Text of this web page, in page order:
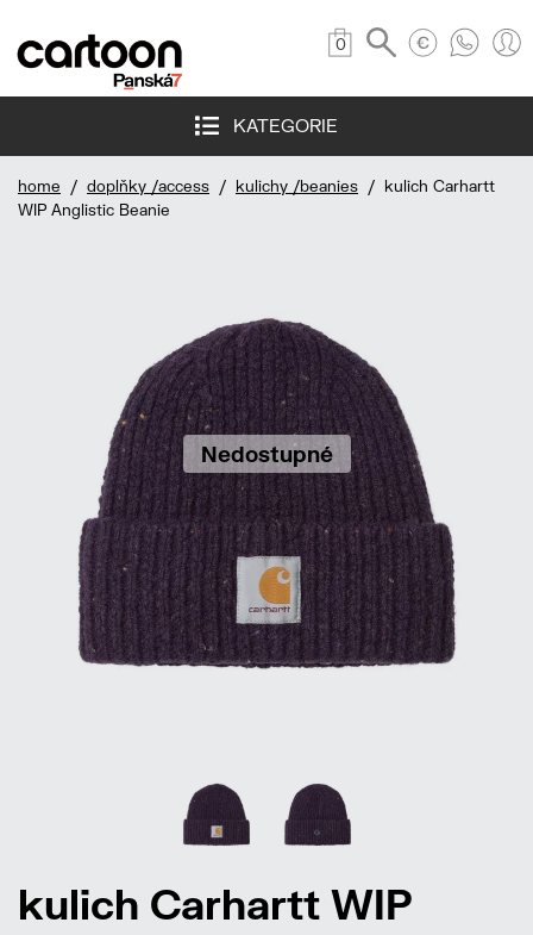
0
KATEGORIE
home / doplňky /access / kulichy /beanies / kulich Carhartt
WIP Anglistic Beanie
Nedostupné
kulich Carhartt WIP